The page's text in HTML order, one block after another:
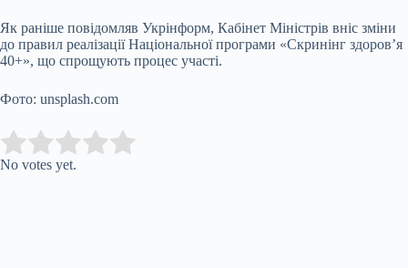
Як раніше повідомляв Укрінформ, Кабінет Міністрів вніс зміни
до правил реалізації Національної програми «Скринінг здоров’я
40+», що спрощують процес участі.
Фото: unsplash.com
Rate this item:
No votes yet.